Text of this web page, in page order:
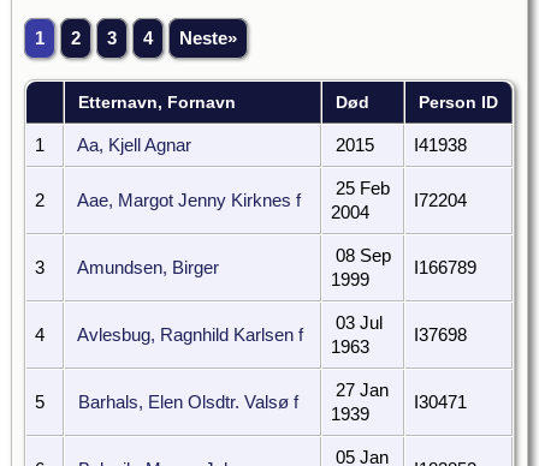
1 2 3 4 Neste»
Etternavn, Fornavn Død Person ID
1 Aa, Kjell Agnar 2015 I41938
2 Aae, Margot Jenny Kirknes f
25 Feb
2004
I72204
3 Amundsen, Birger
08 Sep
1999
I166789
4 Avlesbug, Ragnhild Karlsen f
03 Jul
1963
I37698
5 Barhals, Elen Olsdtr. Valsø f
27 Jan
1939
I30471
05 Jan